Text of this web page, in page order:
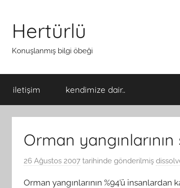
Hertürlü
Konuşlanmış bilgi öbeği
iletişim kendimize dair..
Orman
26 Ağustos 2007 tarihinde gönderilmiş
Orman yangınlarının %94’ü